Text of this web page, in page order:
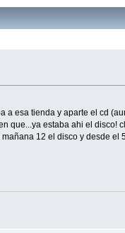
a esa tienda y aparte el cd
que...ya estaba ahi el disco!
12 el disco y desde el